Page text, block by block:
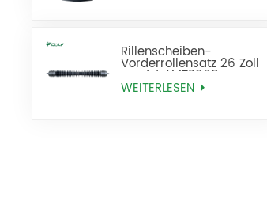
Rillenscheiben-
Vorderrollensatz 26 Zoll
ersetzt AMT2968
BM25318
WEITERLESEN